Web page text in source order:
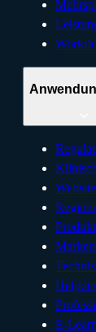
E-